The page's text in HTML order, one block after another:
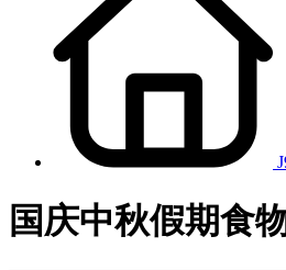
国庆中秋假期食